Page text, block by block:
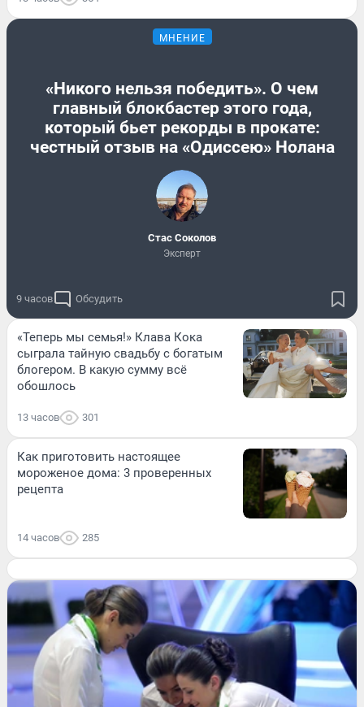
МНЕНИЕ
«Никого нельзя победить». О чем
главный блокбастер этого года,
который бьет рекорды в прокате:
честный отзыв на «Одиссею» Нолана
Стас Соколов
Эксперт
9 часов Обсудить
«Теперь мы семья!» Клава Кока
сыграла тайную свадьбу с богатым
блогером. В какую сумму всё
обошлось
13 часов 301
Как приготовить настоящее
мороженое дома: 3 проверенных
рецепта
14 часов 285